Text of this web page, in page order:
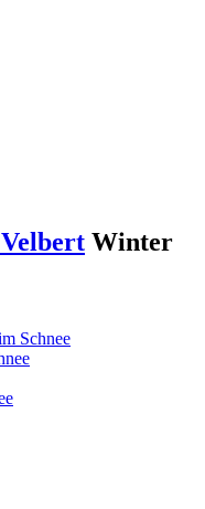
Winter